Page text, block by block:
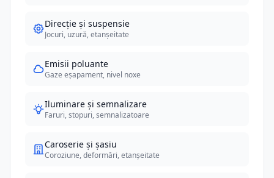
Direcție și suspensie
Jocuri, uzură, etanșeitate
Emisii poluante
Gaze eșapament, nivel noxe
Iluminare și semnalizare
Faruri, stopuri, semnalizatoare
Caroserie și șasiu
Coroziune, deformări, etanșeitate